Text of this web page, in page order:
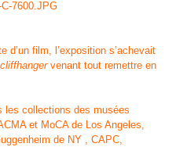
d’un film, l’exposition s’achevait
cliffhangervenant tout remettre en
collections des musées
et MoCA de Los Angeles,
de NY , CAPC,